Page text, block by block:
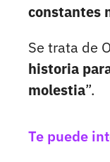
constantes
Se trata de
historia
molestia”.
Te puede